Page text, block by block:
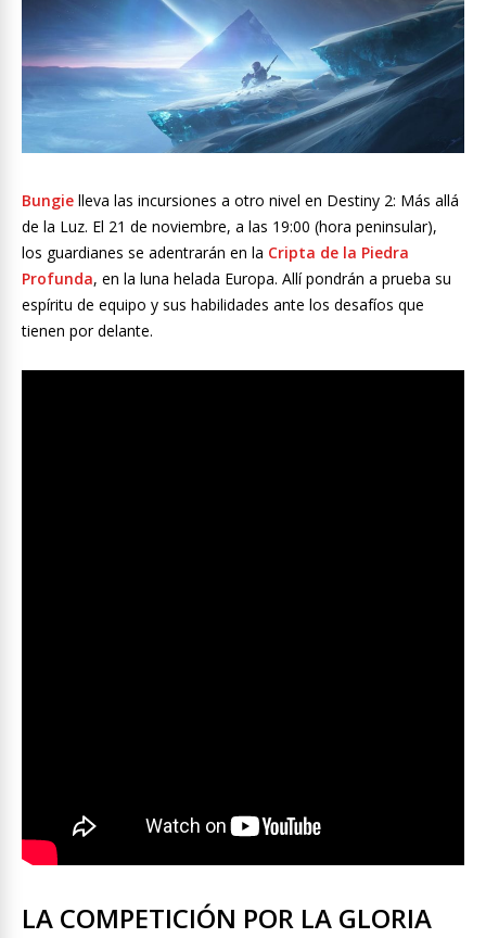
Bungie lleva las incursiones a otro nivel en Destiny 2: Más allá
de la Luz. El 21 de noviembre, a las 19:00 (hora peninsular),
los guardianes se adentrarán en la Cripta de la Piedra
Profunda, en la luna helada Europa. Allí pondrán a prueba su
espíritu de equipo y sus habilidades ante los desafíos que
tienen por delante.
LA COMPETICIÓN POR LA GLORIA